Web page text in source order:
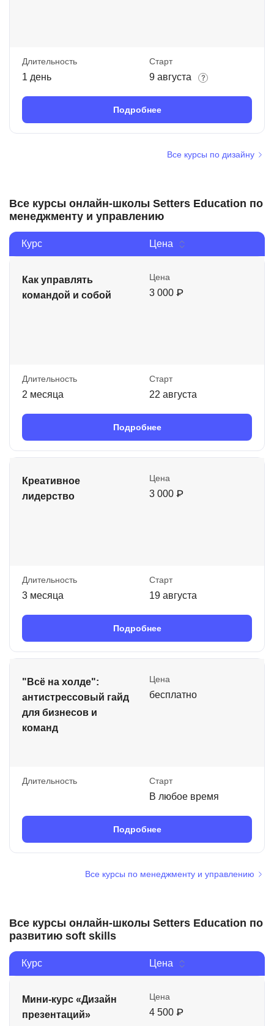
Длительность
1 день
Старт
9 августа
Подробнее
Все курсы по дизайну
Все курсы онлайн-школы Setters Education по
менеджменту и управлению
Курс Цена
Как управлять
командой и собой
Цена
3 000 ₽
Длительность
2 месяца
Старт
22 августа
Подробнее
Креативное
лидерство
Цена
3 000 ₽
Длительность
3 месяца
Старт
19 августа
Подробнее
"Всё на холде":
антистрессовый гайд
для бизнесов и
команд
Цена
бесплатно
Длительность Старт
В любое время
Подробнее
Все курсы по менеджменту и управлению
Все курсы онлайн-школы Setters Education по
развитию soft skills
Курс Цена
Мини-курс «Дизайн
презентаций»
Цена
4 500 ₽